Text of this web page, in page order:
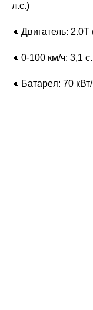
л.с.)
🔸Двигатель: 2.0Т
🔸0-100 км/ч: 3,1 с.
🔸Батарея: 70